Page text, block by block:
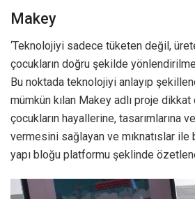
Makey
‘Teknolojiyi sadece tüketen değil,
çocukların doğru şekilde
Bu noktada teknolojiyi anlayıp
mümkün kılan Makey adlı proje
çocukların hayallerine, tasarımlarına
vermesini sağlayan ve mıknatıslar
yapı bloğu platformu şeklinde